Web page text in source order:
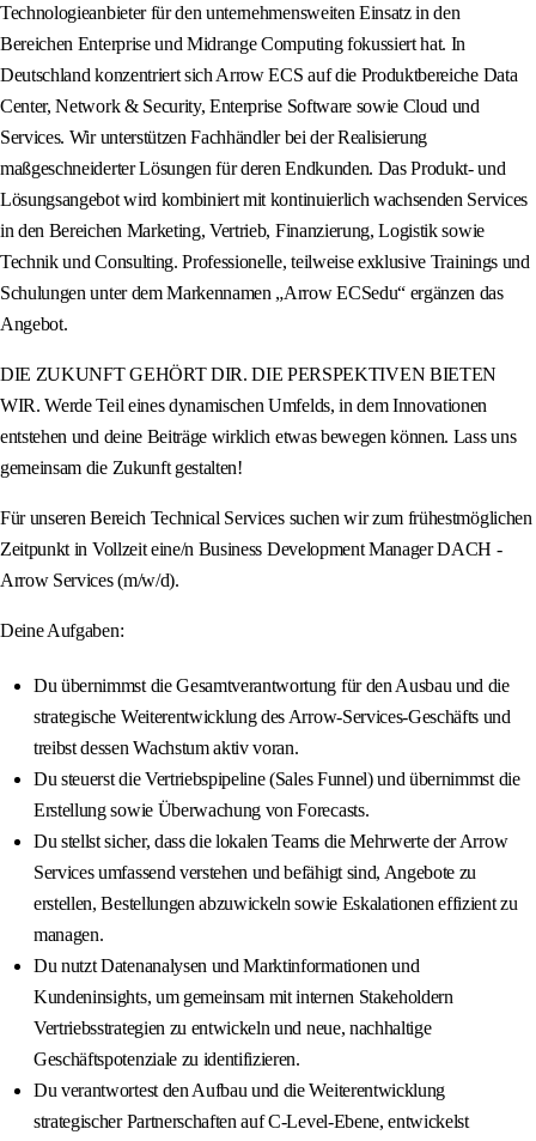
Technologieanbieter für den unternehmensweiten Einsatz in den
Bereichen Enterprise und Midrange Computing fokussiert hat. In
Deutschland konzentriert sich Arrow ECS auf die Produktbereiche Data
Center, Network & Security, Enterprise Software sowie Cloud und
Services. Wir unterstützen Fachhändler bei der Realisierung
maßgeschneiderter Lösungen für deren Endkunden. Das Produkt- und
Lösungsangebot wird kombiniert mit kontinuierlich wachsenden Services
in den Bereichen Marketing, Vertrieb, Finanzierung, Logistik sowie
Technik und Consulting. Professionelle, teilweise exklusive Trainings und
Schulungen unter dem Markennamen „Arrow ECSedu“ ergänzen das
Angebot.
DIE ZUKUNFT GEHÖRT DIR. DIE PERSPEKTIVEN BIETEN
WIR. Werde Teil eines dynamischen Umfelds, in dem Innovationen
entstehen und deine Beiträge wirklich etwas bewegen können. Lass uns
gemeinsam die Zukunft gestalten!
Für unseren Bereich Technical Services suchen wir zum frühestmöglichen
Zeitpunkt in Vollzeit eine/n Business Development Manager DACH -
Arrow Services (m/w/d).
Deine Aufgaben:
Du übernimmst die Gesamtverantwortung für den Ausbau und die
strategische Weiterentwicklung des Arrow-Services-Geschäfts und
treibst dessen Wachstum aktiv voran.
Du steuerst die Vertriebspipeline (Sales Funnel) und übernimmst die
Erstellung sowie Überwachung von Forecasts.
Du stellst sicher, dass die lokalen Teams die Mehrwerte der Arrow
Services umfassend verstehen und befähigt sind, Angebote zu
erstellen, Bestellungen abzuwickeln sowie Eskalationen effizient zu
managen.
Du nutzt Datenanalysen und Marktinformationen und
Kundeninsights, um gemeinsam mit internen Stakeholdern
Vertriebsstrategien zu entwickeln und neue, nachhaltige
Geschäftspotenziale zu identifizieren.
Du verantwortest den Aufbau und die Weiterentwicklung
strategischer Partnerschaften auf C-Level-Ebene, entwickelst